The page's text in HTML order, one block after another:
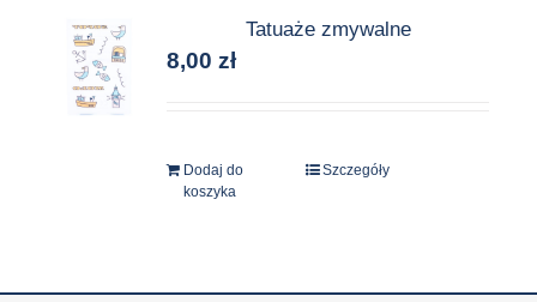
Tatuaże zmywalne
8,00zł
Dodaj do
koszyka
Szczegóły